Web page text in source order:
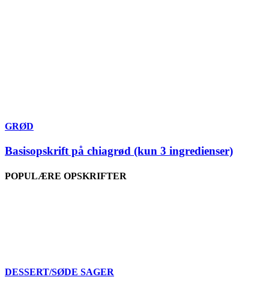
GRØD
Basisopskrift på chiagrød (kun 3 ingredienser)
POPULÆRE OPSKRIFTER
DESSERT/SØDE SAGER